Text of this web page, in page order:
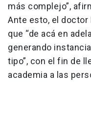
más complejo”,
Ante esto, el doctor
que “de acá en
generando
tipo”, con el fin de
academia a las